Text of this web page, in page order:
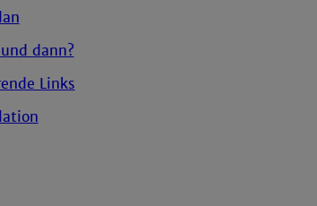
dann?
Links